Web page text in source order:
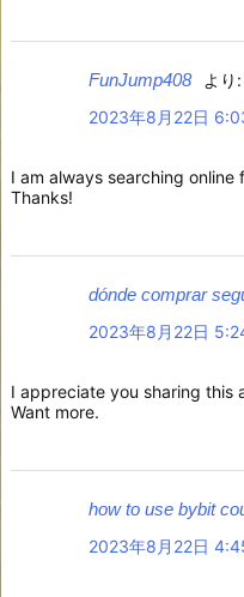
FunJump408
より:
2023年8月22日
I am always searching
Thanks!
dónde comprar
2023年8月22日
I appreciate you sharing this
Want more.
how to use bybit
2023年8月22日